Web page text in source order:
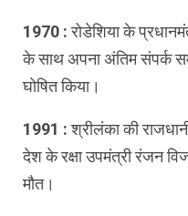
1970 :रोडेशिया के
के साथ अपना अंतिम संपर्क
घोषित किया।
1991 :श्रीलंका की
देश के रक्षा उपमंत्री रंजन
मौत।